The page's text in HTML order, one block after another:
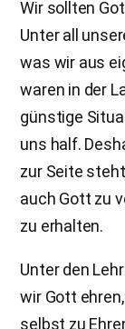
Wir sollten
Unter all
was wir aus
waren in der
günstige
uns half.
zur Seite
auch Gott zu
zu erhalten.
Unter den
wir Gott
selbst zu